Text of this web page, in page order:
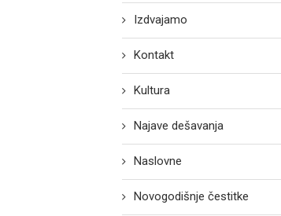
Izdvajamo
Kontakt
Kultura
Najave dešavanja
Naslovne
Novogodišnje čestitke